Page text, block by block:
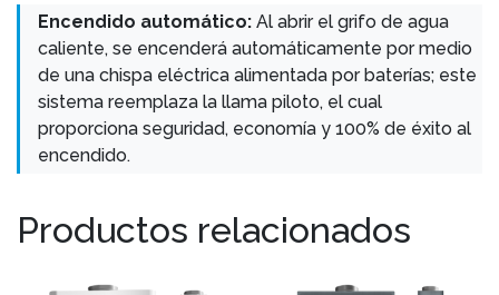
Encendido automático: Al abrir el grifo de agua
caliente, se encenderá automáticamente por medio
de una chispa eléctrica alimentada por baterías; este
sistema reemplaza la llama piloto, el cual
proporciona seguridad, economía y 100% de éxito al
encendido.
Productos relacionados